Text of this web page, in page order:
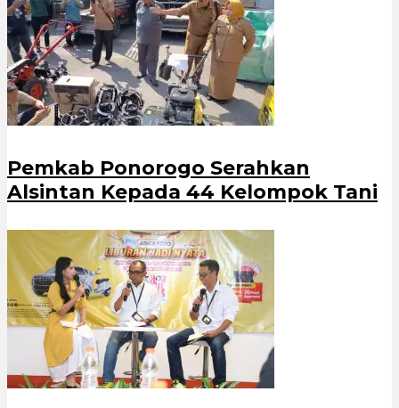
Pemkab Ponorogo Serahkan
Alsintan Kepada 44 Kelompok Tani